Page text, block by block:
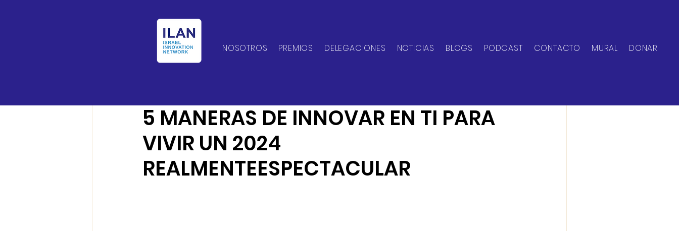
NOSOTROS PREMIOS DELEGACIONES NOTICIAS BLOGS PODCAST CONTACTO MURAL DONAR
5 MANERAS DE INNOVAR EN TI PARA
VIVIR UN 2024
REALMENTEESPECTACULAR